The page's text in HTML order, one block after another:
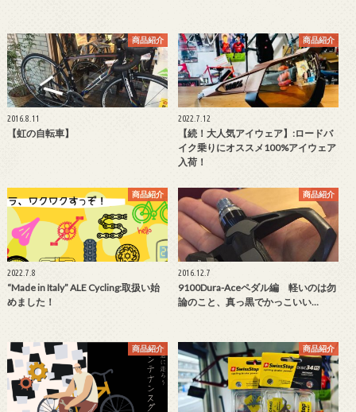
商品紹介
2016.8.11
【虹の自転車】
商品紹介
2022.7.12
【続！大人気アイウェア】:ロードバ
イク乗りにオススメ100%アイウェア
入荷！
商品紹介
2022.7.8
“Made in Italy” ALE Cycling:取扱い始
めました！
商品紹介
2016.12.7
9100Dura-Aceペダル編 軽いのは勿
論のこと、真っ黒でかっこいい…
商品紹介 商品紹介